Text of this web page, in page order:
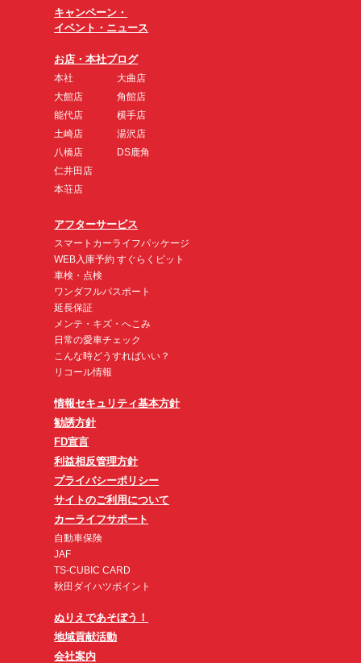
キャンペーン・
イベント・ニュース
お店・本社ブログ
本社
大館店
能代店
土崎店
八橋店
仁井田店
本荘店
大曲店
角館店
横手店
湯沢店
DS鹿角
アフターサービス
スマートカーライフパッケージ
WEB入庫予約 すぐらくピット
車検・点検
ワンダフルパスポート
延長保証
メンテ・キズ・へこみ
日常の愛車チェック
こんな時どうすればいい？
リコール情報
情報セキュリティ基本方針
勧誘方針
FD宣言
利益相反管理方針
プライバシーポリシー
サイトのご利用について
カーライフサポート
自動車保険
JAF
TS-CUBIC CARD
秋田ダイハツポイント
ぬりえであそぼう！
地域貢献活動
会社案内